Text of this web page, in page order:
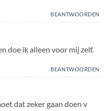
BEANTWOORDEN
doe ik alleen voor mij zelf.
BEANTWOORDEN
dat zeker gaan doen v